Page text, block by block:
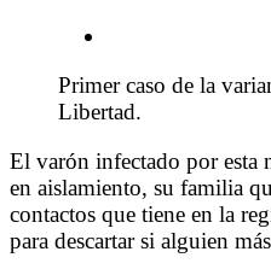
Primer caso de la
Libertad.
El varón infectado por esta
en aislamiento, su familia
contactos que tiene en la
para descartar si alguien